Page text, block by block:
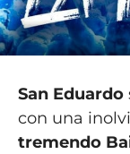
San Eduardo
con una
tremendo